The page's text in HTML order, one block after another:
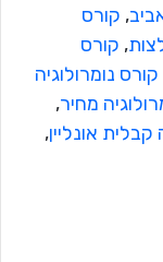
, קורס
, קורס
קורס נומרולוגיה
מחיר,
קבלית אונליין,